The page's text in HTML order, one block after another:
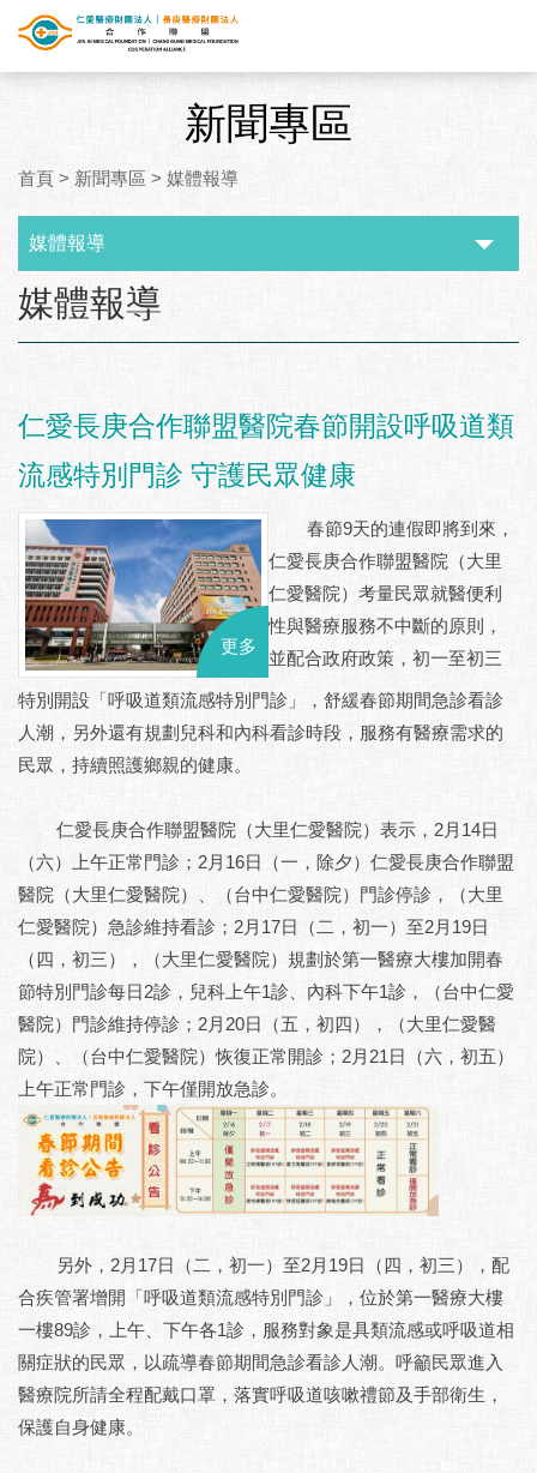
新聞專區
首頁 > 新聞專區 > 媒體報導
媒體報導
:::
媒體報導
仁愛長庚合作聯盟醫院春節開設呼吸道類
流感特別門診 守護民眾健康
更多
春節9天的連假即將到來，
仁愛長庚合作聯盟醫院（大里
仁愛醫院）考量民眾就醫便利
性與醫療服務不中斷的原則，
並配合政府政策，初一至初三
特別開設「呼吸道類流感特別門診」，舒緩春節期間急診看診
人潮，另外還有規劃兒科和內科看診時段，服務有醫療需求的
民眾，持續照護鄉親的健康。
仁愛長庚合作聯盟醫院（大里仁愛醫院）表示，2月14日
（六）上午正常門診；2月16日（一，除夕）仁愛長庚合作聯盟
醫院（大里仁愛醫院）、（台中仁愛醫院）門診停診，（大里
仁愛醫院）急診維持看診；2月17日（二，初一）至2月19日
（四，初三），（大里仁愛醫院）規劃於第一醫療大樓加開春
節特別門診每日2診，兒科上午1診、內科下午1診，（台中仁愛
醫院）門診維持停診；2月20日（五，初四），（大里仁愛醫
院）、（台中仁愛醫院）恢復正常開診；2月21日（六，初五）
上午正常門診，下午僅開放急診。
另外，2月17日（二，初一）至2月19日（四，初三），配
合疾管署增開「呼吸道類流感特別門診」，位於第一醫療大樓
一樓89診，上午、下午各1診，服務對象是具類流感或呼吸道相
關症狀的民眾，以疏導春節期間急診看診人潮。呼籲民眾進入
醫療院所請全程配戴口罩，落實呼吸道咳嗽禮節及手部衛生，
保護自身健康。